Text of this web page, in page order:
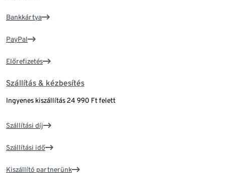
Bankkártya
PayPal
Előrefizetés
Szállítás & kézbesítés
Ingyenes kiszállítás 24 990 Ft felett
Szállítási díj
Szállítási idő
Kiszállító partnerünk